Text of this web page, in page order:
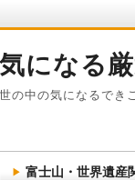
気になる
世の中の気になるでき
富士山・世界遺産